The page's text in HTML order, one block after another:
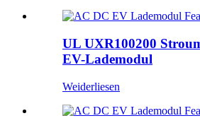
UL UXR100200
EV-Lademodul
Weiderliesen